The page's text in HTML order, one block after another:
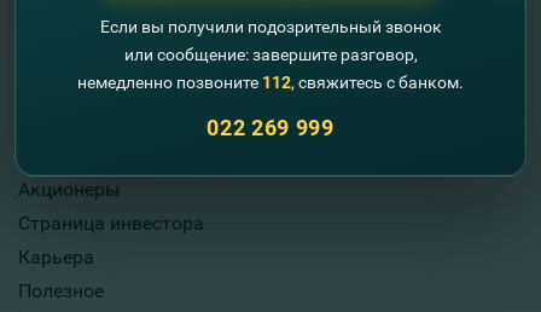
Полезная информация
Акционеры
Страница инвестора
Карьера
Полезное
Если вы получили подозрительный звонок
или сообщение: завершите разговор,
немедленно позвоните 112, свяжитесь с банком.
022 269 999